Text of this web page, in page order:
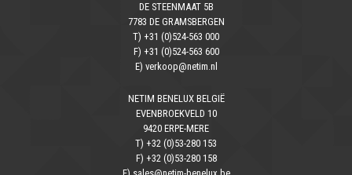
DE STEENMAAT 5B
7783 DE GRAMSBERGEN
T) +31 (0)524-563 000
F) +31 (0)524-563 600
E) verkoop@netim.nl
NETIM BENELUX BELGIË
EVENBROEKVELD 10
9420 ERPE-MERE
T) +32 (0)53-280 153
F) +32 (0)53-280 158